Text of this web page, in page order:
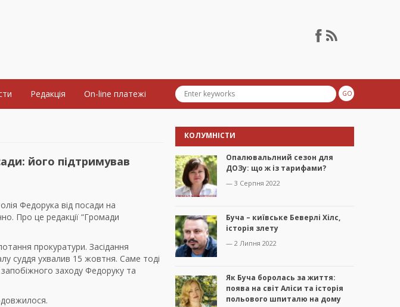
Редакція On-line платежі
його підтримував
Федорука від посади на
Про це редакції “Громади
прокуратури. Засідання
суддя ухвалив 15 жовтня. Саме тоді
заходу Федоруку та
КОЛУМНІСТИ
Опалювальлний сезон для
ДОЗу: що ж із тарифами?
— 3 Серпня 2022
Буча – київське Беверлі Хілс,
історія злету
— 2 Липня 2022
Як Буча боролась за життя:
поява на світ Аліси та історія
польового шпиталю на дому